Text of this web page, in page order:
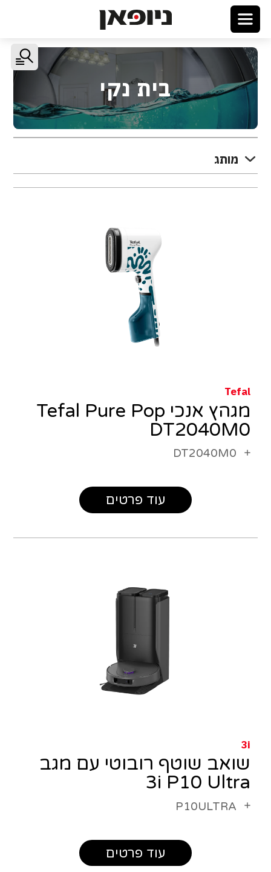
בית נקי
מותג
Tefal
מגהץ אנכי Tefal Pure Pop
DT2040M0
DT2040M0
עוד פרטים
3i
שואב שוטף רובוטי עם מגב
3i P10 Ultra
P10ULTRA
עוד פרטים